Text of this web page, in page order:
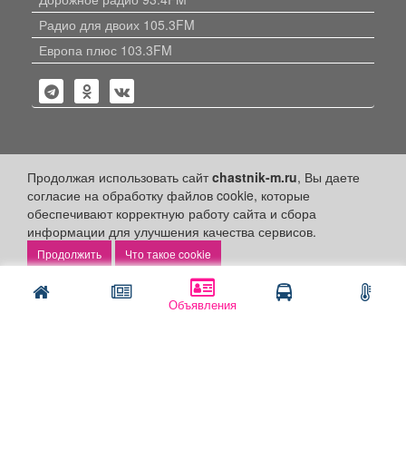
Объявления
Продолжая использовать сайтchastnik-m.ru, Вы даете
согласие на обработку файлов cookie, которые
обеспечивают корректную работу сайта и сбора
информации для улучшения качества сервисов.
Что такое cookie
Радио для двоих 105.3FM
Европа плюс 103.3FM
Политика конфиденциальности
Публикации с пометкой «Реклама», «На правах рекламы»,
«Партнёрский проект» оплачены рекламодателем.
Редакция сайта не несет ответственности за достоверность
объявлениях.
+16 © 2006-2026 ООО "Частник-М"